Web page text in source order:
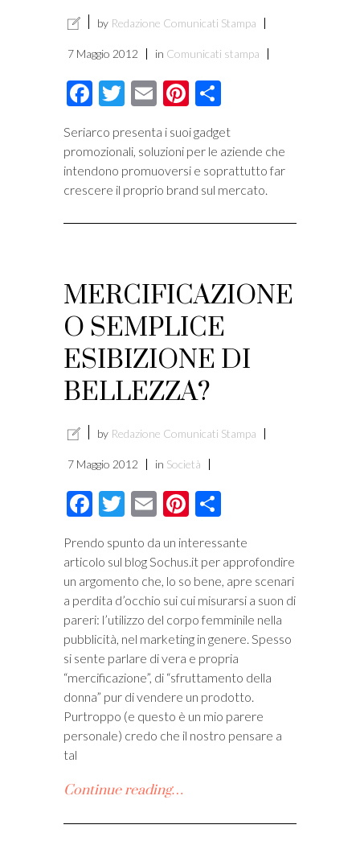
by Redazione Comunicati Stampa
7 Maggio 2012 in Comunicati stampa
Facebook
Twitter
EmailPinterest
Seriarco presenta i suoi gadget
promozionali, soluzioni per le aziende che
intendono promuoversi e soprattutto far
crescere il proprio brand sul mercato.
MERCIFICAZIONE
O SEMPLICE
ESIBIZIONE DI
BELLEZZA?
by Redazione Comunicati Stampa
7 Maggio 2012 in Società
Facebook
Twitter
EmailPinterest
Prendo spunto da un interessante
articolo sul blog Sochus.it per approfondire
un argomento che, lo so bene, apre scenari
a perdita d’occhio sui cui misurarsi a suon di
pareri: l’utilizzo del corpo femminile nella
pubblicità, nel marketing in genere. Spesso
si sente parlare di vera e propria
“mercificazione”, di “sfruttamento della
donna” pur di vendere un prodotto.
Purtroppo (e questo è un mio parere
personale) credo che il nostro pensare a
tal
Continue reading…